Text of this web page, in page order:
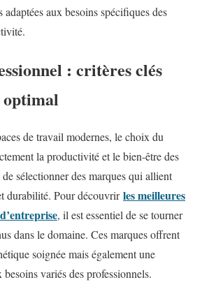
aux besoins spécifiques des
: critères clés
de travail modernes, le choix du
la productivité et le bien-être des
sélectionner des marques qui allient
durabilité. Pour découvrirles meilleures
, il est essentiel de se tourner
dans le domaine. Ces marques offrent
soignée mais également une
variés des professionnels.